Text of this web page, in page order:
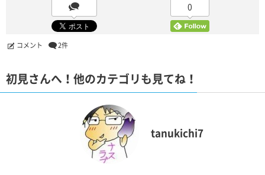
0
コメント 2件
初見さんへ！他のカテゴリも見てね！
tanukichi7